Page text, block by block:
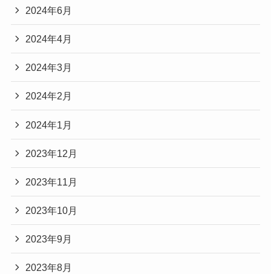
2024年6月
2024年4月
2024年3月
2024年2月
2024年1月
2023年12月
2023年11月
2023年10月
2023年9月
2023年8月